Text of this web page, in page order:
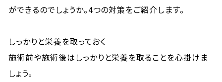
ができるのでしょうか。4つの対策をご紹介します。
しっかりと栄養を取っておく
施術前や施術後はしっかりと栄養を取ることを心掛けま
しょう。